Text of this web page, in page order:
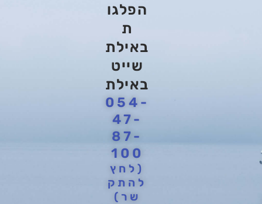
הפלגו
ת
באילת
שייט
באילת
054-
47-
87-
100
(לחץ
להתק
שר)